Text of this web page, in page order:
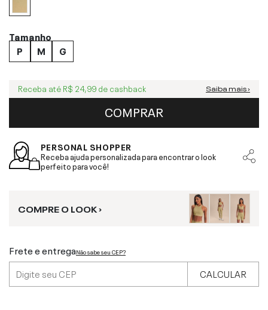
Tamanho
P
M G
Receba até R$ 24,99 de cashback Saiba mais ›
COMPRAR
PERSONAL SHOPPER
Receba ajuda personalizada para encontrar o look
perfeito para você!
COMPRE O LOOK ›
Frete e entregaNão sabe seu CEP?
CALCULAR